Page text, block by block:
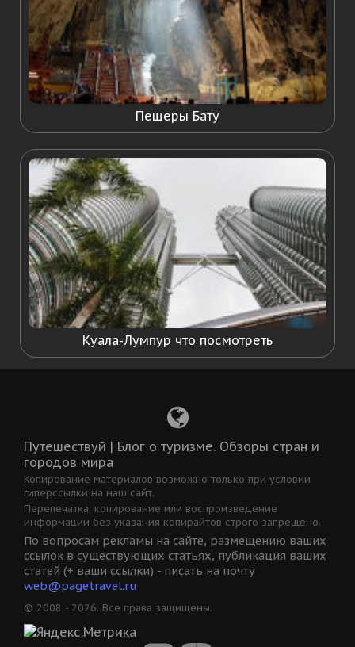
Пещеры Бату
Куала-Лумпур что посмотреть
Путешествуй | Блог о туризме. Обзоры стран и
городов мира
Копирование материалов возможно только при условии
гиперссылки на наш сайт.
Перепечатка, копирование или воспроизведение
информации без указания копирайтов строго запрещено.
По вопросам рекламы на сайте, размещению ваших
ссылок в существующих статьях, публикация ваших
статей (+ ваши ссылки) - писать на почту
web@pagetravel.ru
© 2008 - 2026. Все права защищены.